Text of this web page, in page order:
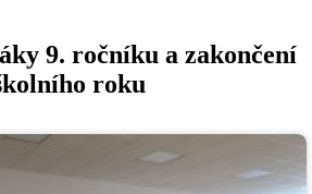
9. ročníku a zakončení
roku